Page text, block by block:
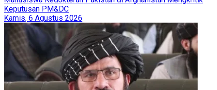
Keputusan PM&DC
Kamis, 6 Agustus 2026